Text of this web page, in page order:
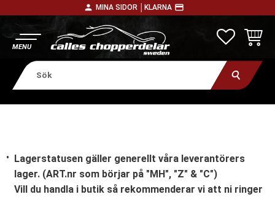
person MINA SIDOR │ KLARNA payment
Lagerstatusen gäller generellt våra leverantörers
lager. (ART.nr som börjar på "MH", "Z" & "C")
Vill du handla i butik så rekommenderar vi att ni ringer